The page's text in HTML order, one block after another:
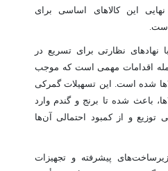
این کالاهای اساسی برای
نهادهای نظارتی برای تسریع در
اقدامات مهمی است که موجب
شده است. این تسهیلات گمرکی
باعث شده تا برنج و گندم وارد
و از کمبود احتمالی آن‌ها
پیشرفته و تجهیزات